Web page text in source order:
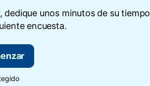
unos minutos de su tiempo
encuesta.